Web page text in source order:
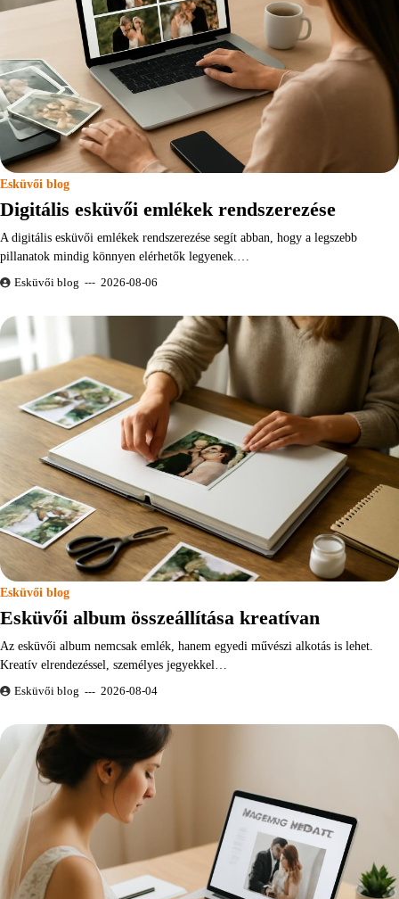
Esküvői blog
Digitális esküvői emlékek rendszerezése
A digitális esküvői emlékek rendszerezése segít abban, hogy a legszebb
pillanatok mindig könnyen elérhetők legyenek.…
Esküvői blog 2026-08-06
Esküvői blog
Esküvői album összeállítása kreatívan
Az esküvői album nemcsak emlék, hanem egyedi művészi alkotás is lehet.
Kreatív elrendezéssel, személyes jegyekkel…
Esküvői blog 2026-08-04